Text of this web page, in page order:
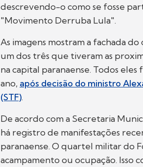
descrevendo-o como se fosse
"Movimento Derruba Lula".
As imagens mostram a fachada
um dos três que tiveram as
na capital paranaense. Todos
ano, após decisão do ministro
(STF).
De acordo com a Secretaria
há registro de manifestações
paranaense. O quartel militar do
acampamento ou ocupação. Isso